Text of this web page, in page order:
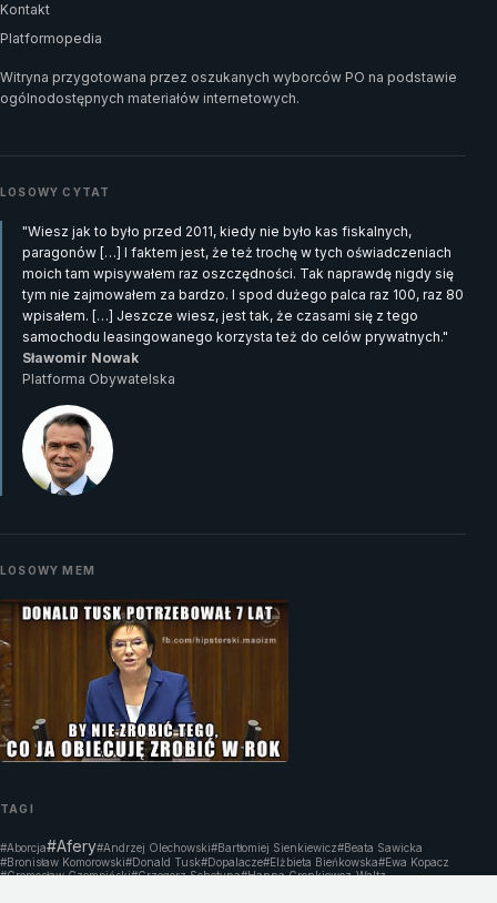
Kontakt
Platformopedia
Witryna przygotowana przez oszukanych wyborców PO na podstawie
ogólnodostępnych materiałów internetowych.
LOSOWY CYTAT
"Wiesz jak to było przed 2011, kiedy nie było kas fiskalnych,
paragonów […] I faktem jest, że też trochę w tych oświadczeniach
moich tam wpisywałem raz oszczędności. Tak naprawdę nigdy się
tym nie zajmowałem za bardzo. I spod dużego palca raz 100, raz 80
wpisałem. […] Jeszcze wiesz, jest tak, że czasami się z tego
samochodu leasingowanego korzysta też do celów prywatnych."
Sławomir Nowak
Platforma Obywatelska
LOSOWY MEM
TAGI
#Aborcja#Afery#Andrzej Olechowski#Bartłomiej Sienkiewicz#Beata Sawicka
#Bronisław Komorowski#Donald Tusk#Dopalacze#Elżbieta Bieńkowska#Ewa Kopacz
#Gromosław Czempiński#Grzegorz Schetyna#Hanna Gronkiewcz-Waltz